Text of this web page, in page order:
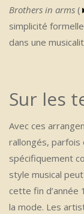
Brothers in arms (
simplicité
dans une
Sur les
Avec ces
rallongés, parfois
spécifiquement
style musical
cette fin d’année
la mode. Les